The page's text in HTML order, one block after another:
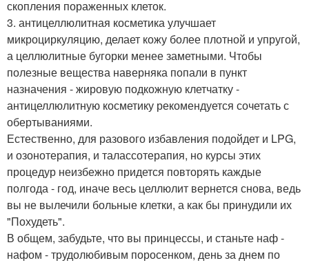
скопления пораженных клеток.
3. антицеллюлитная косметика улучшает
микроциркуляцию, делает кожу более плотной и упругой,
а целлюлитные бугорки менее заметными. Чтобы
полезные вещества наверняка попали в пункт
назначения - жировую подкожную клетчатку -
антицеллюлитную косметику рекомендуется сочетать с
обертываниями.
Естественно, для разового избавления подойдет и LPG,
и озонотерапия, и талассотерапия, но курсы этих
процедур неизбежно придется повторять каждые
полгода - год, иначе весь целлюлит вернется снова, ведь
вы не вылечили больные клетки, а как бы принудили их
"Похудеть".
В общем, забудьте, что вы принцессы, и станьте наф -
нафом - трудолюбивым поросенком, день за днем по